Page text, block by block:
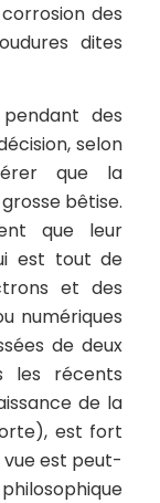
des
dites
des
selon
que la
bêtise.
que leur
est tout de
et des
numériques
de deux
les récents
de la
est fort
est peut-